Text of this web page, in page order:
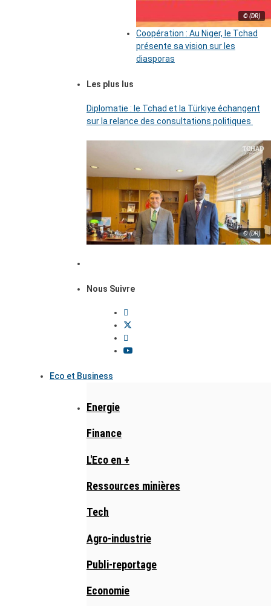
© (DR)
Coopération : Au Niger, le Tchad
présente sa vision sur les
diasporas
Les plus lus
Diplomatie : le Tchad et la Türkiye échangent
sur la relance des consultations politiques
© (DR)
Nous Suivre
Eco et Business
Energie
Finance
L'Eco en +
Ressources minières
Tech
Agro-industrie
Publi-reportage
Economie